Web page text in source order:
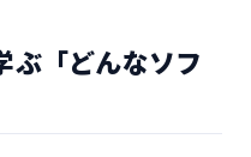
ぶ「どんなソフ